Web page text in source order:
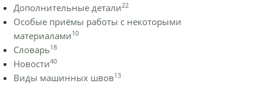
Дополнительные детали22
Особые приёмы работы с некоторыми
материалами10
Словарь18
Новости40
Виды машинных швов13